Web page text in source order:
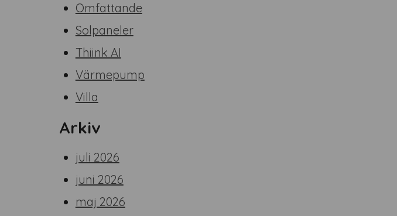
Omfattande
Solpaneler
Thiink AI
Värmepump
Villa
Arkiv
juli 2026
juni 2026
maj 2026